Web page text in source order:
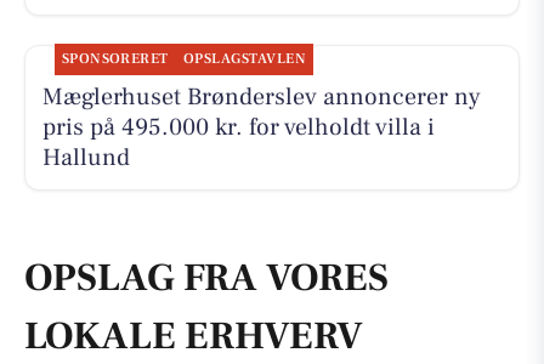
SPONSORERET OPSLAGSTAVLEN
Mæglerhuset Brønderslev annoncerer ny
pris på 495.000 kr. for velholdt villa i
Hallund
OPSLAG FRA VORES
LOKALE ERHVERV